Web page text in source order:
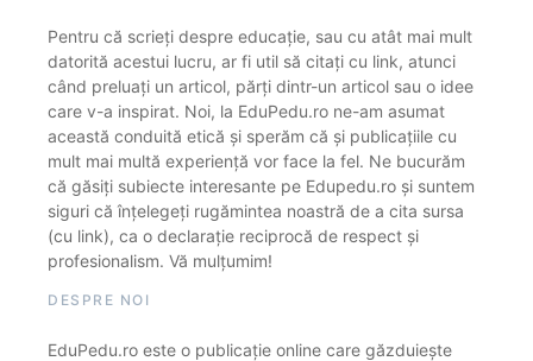
Pentru că scrieți despre educație, sau cu atât mai mult
datorită acestui lucru, ar fi util să citați cu link, atunci
când preluați un articol, părți dintr-un articol sau o idee
care v-a inspirat. Noi, la EduPedu.ro ne-am asumat
această conduită etică și sperăm că și publicațiile cu
mult mai multă experiență vor face la fel. Ne bucurăm
că găsiți subiecte interesante pe Edupedu.ro și suntem
siguri că înțelegeți rugămintea noastră de a cita sursa
(cu link), ca o declarație reciprocă de respect și
profesionalism. Vă mulțumim!
DESPRE NOI
EduPedu.ro este o publicație online care găzduiește